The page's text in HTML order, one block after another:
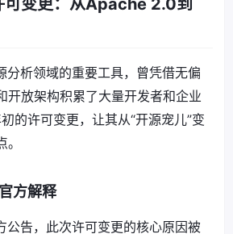
变更：从Apache 2.0到
析领域的重要工具，曾凭借无偏
开放架构积累了大量开发者和企业
的许可变更，让其从“开源宠儿”变
方解释
告，此次许可变更的核心原因被